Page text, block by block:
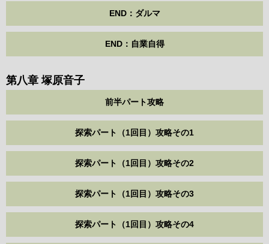
END：ダルマ
END：自業自得
第八章 塚原音子
前半パート攻略
探索パート（1回目）攻略その1
探索パート（1回目）攻略その2
探索パート（1回目）攻略その3
探索パート（1回目）攻略その4